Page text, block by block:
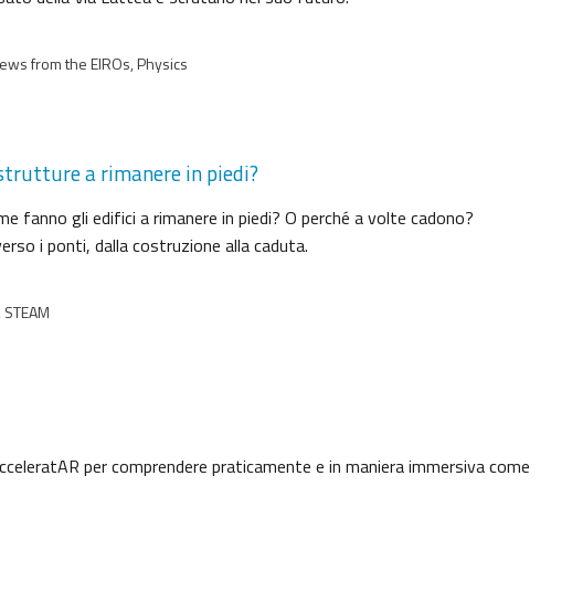
from the EIROs, Physics
a rimanere in piedi?
fanno gli edifici a rimanere in piedi? O perché a volte cadono?
i ponti, dalla costruzione alla caduta.
per comprendere praticamente e in maniera immersiva come